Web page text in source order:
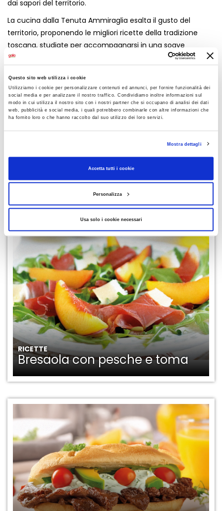
Questo sito web utilizza i cookie
Utilizziamo i cookie per personalizzare contenuti ed annunci, per fornire funzionalità dei
social media e per analizzare il nostro traffico. Condividiamo inoltre informazioni sul
modo in cui utilizza il nostro sito con i nostri partner che si occupano di analisi dei dati
web, pubblicità e social media, i quali potrebbero combinarle con altre informazioni che
ha fornito loro o che hanno raccolto dal suo utilizzo dei loro servizi.
Mostra dettagli
Accetta tutti i cookie
Personalizza
Usa solo i cookie necessari
dai sapori del territorio.
La cucina dalla Tenuta Ammiraglia esalta il gusto del
territorio, proponendo le migliori ricette della tradizione
toscana, studiate per accompagnarsi in una soave
armonia con i vini Frescobaldi. Così ogni calice e ogni piatto
autentica.
AGGIUNGI AI PREFERITI
LEGGI ANCHE
RICETTE
Bresaola con pesche e toma